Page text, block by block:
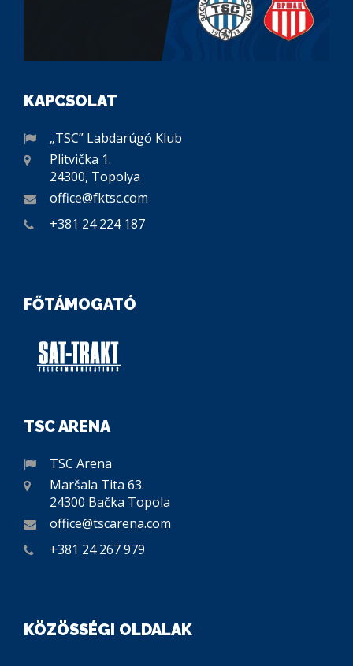
KAPCSOLAT
„TSC” Labdarúgó Klub
Plitvička 1.
24300, Topolya
office@fktsc.com
+381 24 224 187
FŐTÁMOGATÓ
TSC ARENA
TSC Arena
Maršala Tita 63.
24300 Bačka Topola
office@tscarena.com
+381 24 267 979
KÖZÖSSÉGI OLDALAK